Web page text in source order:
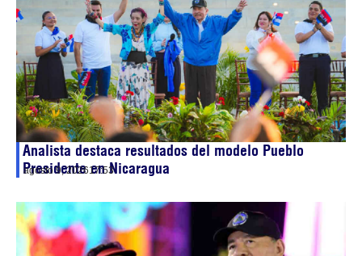
Analista destaca resultados del modelo Pueblo
Presidente en Nicaragua
agosto 9, 202617:53